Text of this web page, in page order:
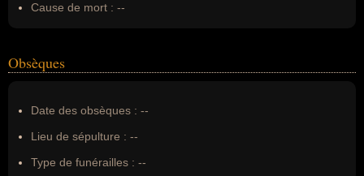
Cause de mort : --
Obsèques
Date des obsèques : --
Lieu de sépulture : --
Type de funérailles : --